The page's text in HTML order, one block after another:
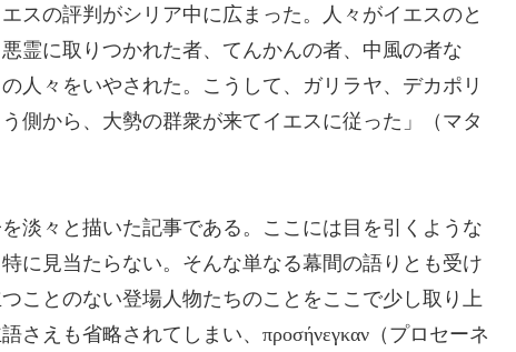
スの評判がシリア中に広まった。人々がイエスのと
霊に取りつかれた者、てんかんの者、中風の者な
人々をいやされた。こうして、ガリラヤ、デカポリ
側から、大勢の群衆が来てイエスに従った」（マタ
淡々と描いた記事である。ここには目を引くような
に見当たらない。そんな単なる幕間の語りとも受け
ことのない登場人物たちのことをここで少し取り上
さえも省略されてしまい、 προσήνεγκαν （プロセーネ